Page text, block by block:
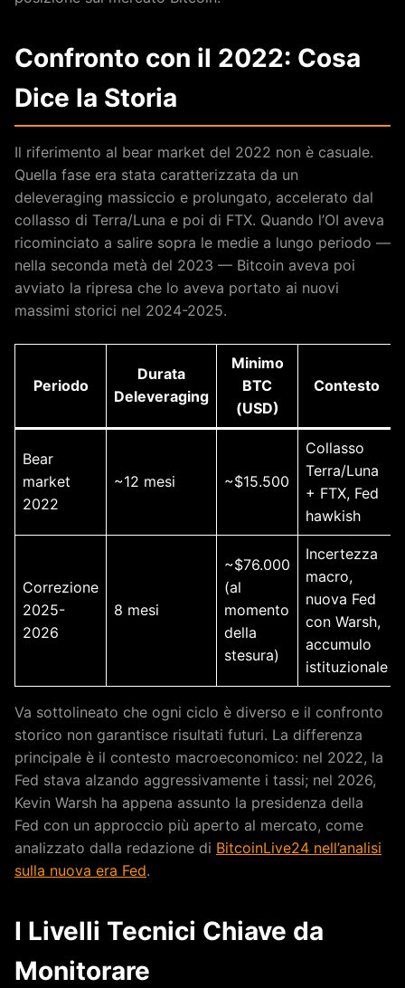
Confronto con il 2022: Cosa
Dice la Storia
Il riferimento al bear market del 2022 non è casuale.
Quella fase era stata caratterizzata da un
deleveraging massiccio e prolungato, accelerato dal
collasso di Terra/Luna e poi di FTX. Quando l’OI aveva
ricominciato a salire sopra le medie a lungo periodo —
nella seconda metà del 2023 — Bitcoin aveva poi
avviato la ripresa che lo aveva portato ai nuovi
massimi storici nel 2024-2025.
Periodo
Durata
Deleveraging
Minimo
BTC
(USD)
Contesto
Bear
market
2022
~12 mesi ~$15.500
Collasso
Terra/Luna
+ FTX, Fed
hawkish
Correzione
2025-
2026
8 mesi
~$76.000
(al
momento
della
stesura)
Incertezza
macro,
nuova Fed
con Warsh,
accumulo
istituzionale
Va sottolineato che ogni ciclo è diverso e il confronto
storico non garantisce risultati futuri. La differenza
principale è il contesto macroeconomico: nel 2022, la
Fed stava alzando aggressivamente i tassi; nel 2026,
Kevin Warsh ha appena assunto la presidenza della
Fed con un approccio più aperto al mercato, come
analizzato dalla redazione di BitcoinLive24 nell’analisi
sulla nuova era Fed.
I Livelli Tecnici Chiave da
Monitorare